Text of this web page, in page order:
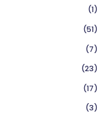
(1)
(51)
(7)
(23)
(17)
(3)